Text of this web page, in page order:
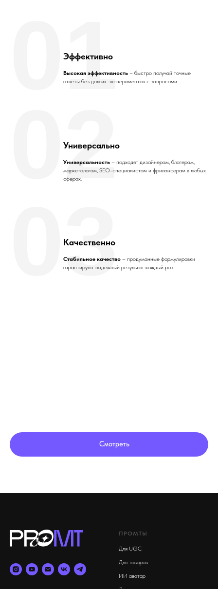
Эффективно
Высокая эффективность – быстро получай точные
ответы без долгих экспериментов с запросами.
01
Универсально
Универсальность – подходят дизайнерам, блогерам,
маркетологам, SEO-специалистам и фрилансерам в любых
сферах.
02
Качественно
Стабильное качество – продуманные формулировки
гарантируют надежный результат каждый раз.
03
Смотреть
ПРОМТЫ
Для UGC
Для товаров
ИИ аватар